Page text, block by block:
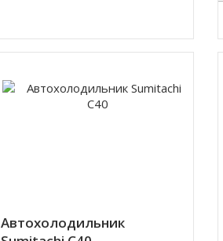
Автохолодильник